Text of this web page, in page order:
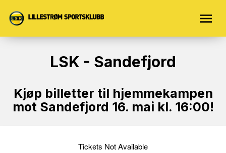
LSK - Sandefjord
Kjøp billetter til hjemmekampen
mot Sandefjord 16. mai kl. 16:00!
Tickets Not Available